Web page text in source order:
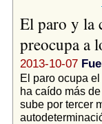
El paro y la
preocupa a
2013-10-07
El paro ocupa
ha caído más
sube por tercer